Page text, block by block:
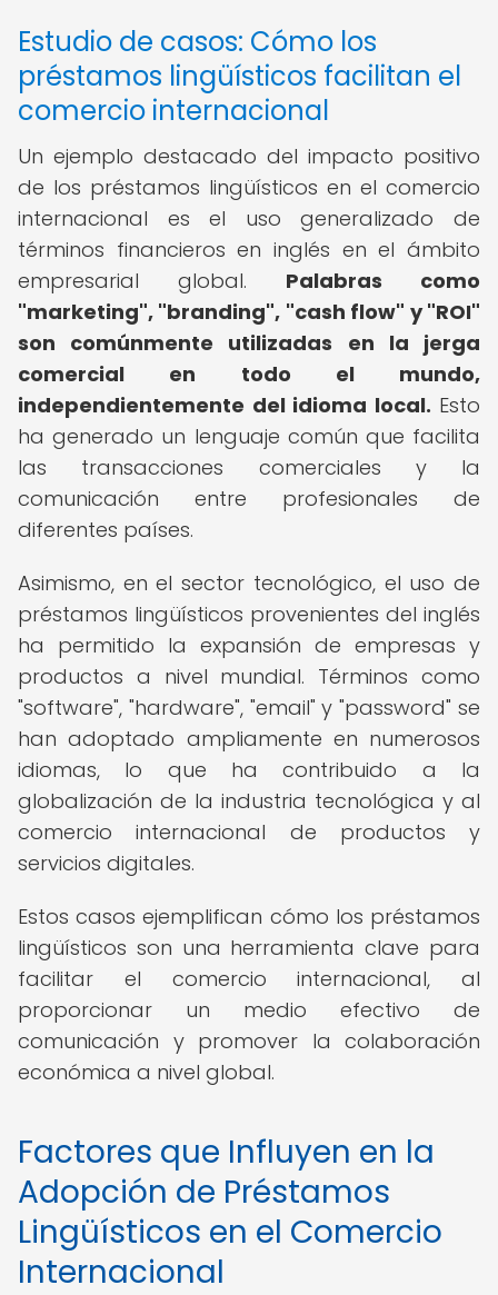
Estudio de casos: Cómo los
préstamos lingüísticos facilitan el
comercio internacional
Un ejemplo destacado del impacto positivo
de los préstamos lingüísticos en el comercio
internacional es el uso generalizado de
términos financieros en inglés en el ámbito
empresarial global. Palabras como
"marketing", "branding", "cash flow" y "ROI"
son comúnmente utilizadas en la jerga
comercial en todo el mundo,
independientemente del idioma local. Esto
ha generado un lenguaje común que facilita
las transacciones comerciales y la
comunicación entre profesionales de
diferentes países.
Asimismo, en el sector tecnológico, el uso de
préstamos lingüísticos provenientes del inglés
ha permitido la expansión de empresas y
productos a nivel mundial. Términos como
"software", "hardware", "email" y "password" se
han adoptado ampliamente en numerosos
idiomas, lo que ha contribuido a la
globalización de la industria tecnológica y al
comercio internacional de productos y
servicios digitales.
Estos casos ejemplifican cómo los préstamos
lingüísticos son una herramienta clave para
facilitar el comercio internacional, al
proporcionar un medio efectivo de
comunicación y promover la colaboración
económica a nivel global.
Factores que Influyen en la
Adopción de Préstamos
Lingüísticos en el Comercio
Internacional